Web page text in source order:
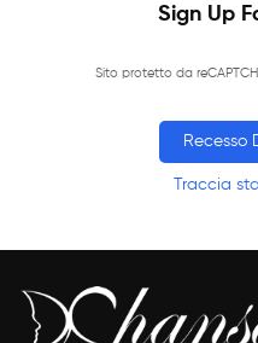
Sign Up
Sito protetto da
Recesso
Traccia